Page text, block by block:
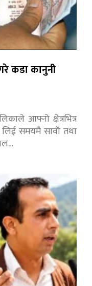
कडा कानुनी
आफ्नो क्षेत्रभित्र
समयमै सावाँ तथा